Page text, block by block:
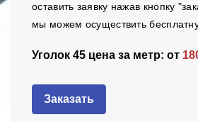
оставить заявку нажав кнопку
мы можем осуществить
Уголок 45 цена за метр: от
Заказать